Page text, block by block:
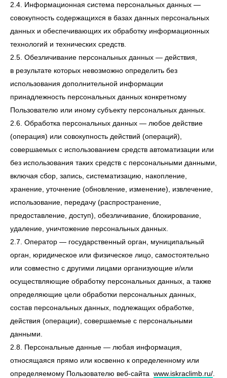
2.4. Информационная система персональных данных —
совокупность содержащихся в базах данных персональных
данных и обеспечивающих их обработку информационных
технологий и технических средств.
2.5. Обезличивание персональных данных — действия,
в результате которых невозможно определить без
использования дополнительной информации
принадлежность персональных данных конкретному
Пользователю или иному субъекту персональных данных.
2.6. Обработка персональных данных — любое действие
(операция) или совокупность действий (операций),
совершаемых с использованием средств автоматизации или
без использования таких средств с персональными данными,
включая сбор, запись, систематизацию, накопление,
хранение, уточнение (обновление, изменение), извлечение,
использование, передачу (распространение,
предоставление, доступ), обезличивание, блокирование,
удаление, уничтожение персональных данных.
2.7. Оператор — государственный орган, муниципальный
орган, юридическое или физическое лицо, самостоятельно
или совместно с другими лицами организующие и/или
осуществляющие обработку персональных данных, а также
определяющие цели обработки персональных данных,
состав персональных данных, подлежащих обработке,
действия (операции), совершаемые с персональными
данными.
2.8. Персональные данные — любая информация,
относящаяся прямо или косвенно к определенному или
определяемому Пользователю веб-сайта www.iskraclimb.ru/